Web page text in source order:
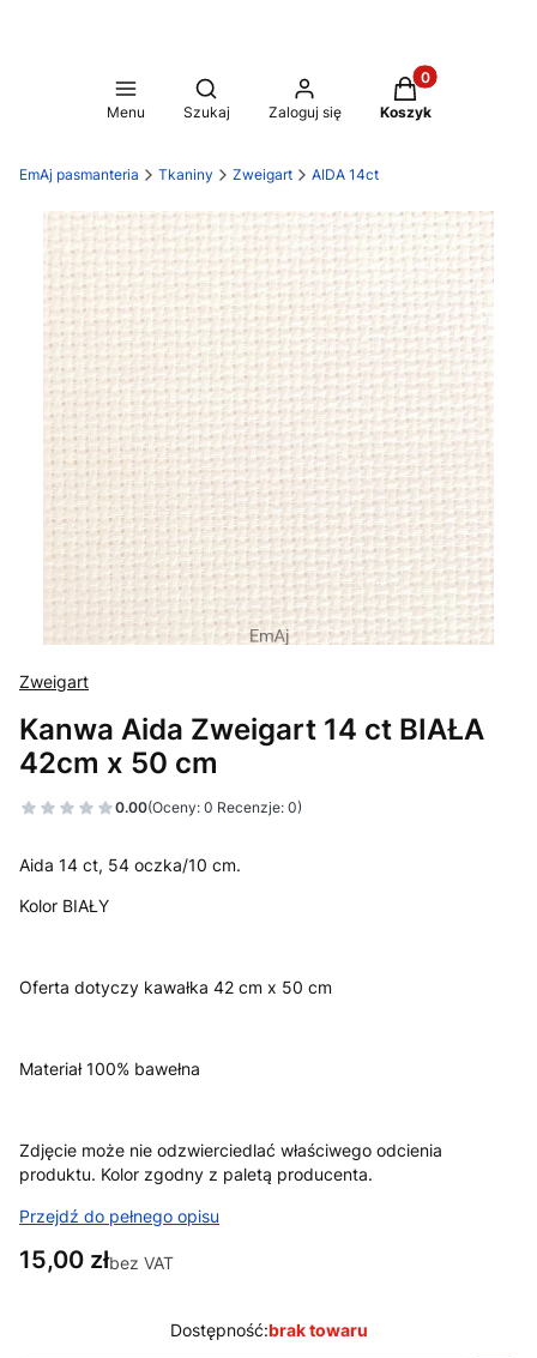
Menu
Otwórz wyszukiwarkę
Szukaj Zaloguj się
Produkty w
Koszyk
EmAj pasmanteria Tkaniny Zweigart AIDA 14ct
Zweigart
Kanwa Aida Zweigart 14 ct BIAŁA
42cm x 50 cm
0.00(Oceny: 0 Recenzje: 0)
Aida 14 ct, 54 oczka/10 cm.
Kolor BIAŁY
Oferta dotyczy kawałka 42 cm x 50 cm
Materiał 100% bawełna
Zdjęcie może nie odzwierciedlać właściwego odcienia
produktu. Kolor zgodny z paletą producenta.
Przejdź do pełnego opisu
Cena
15,00 złbez VAT
Dostępność:brak towaru